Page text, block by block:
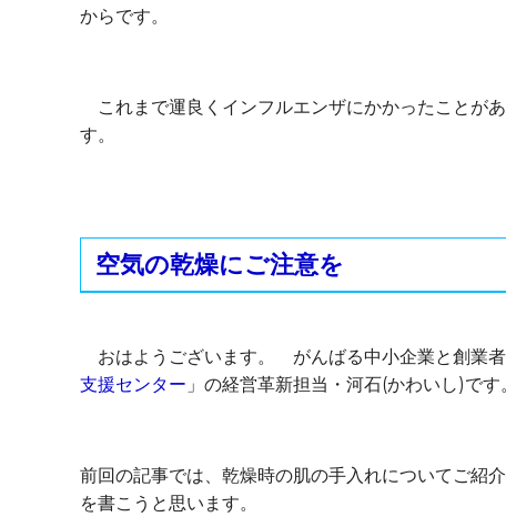
からです。
これまで運良くインフルエンザにかかったことが
す。
空気の乾燥にご注意を
おはようございます。 がんばる中小企業と創業
支援センター 」の経営革新担当・河石(かわいし)です
前回の記事では、乾燥時の肌の手入れについてご紹
を書こうと思います。